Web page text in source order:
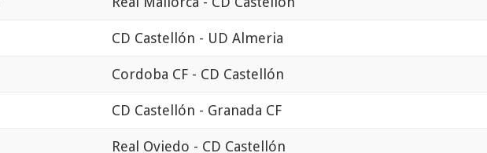
CD Castellón - UD Almeria
Cordoba CF - CD Castellón
CD Castellón - Granada CF
Real Oviedo - CD Castellón